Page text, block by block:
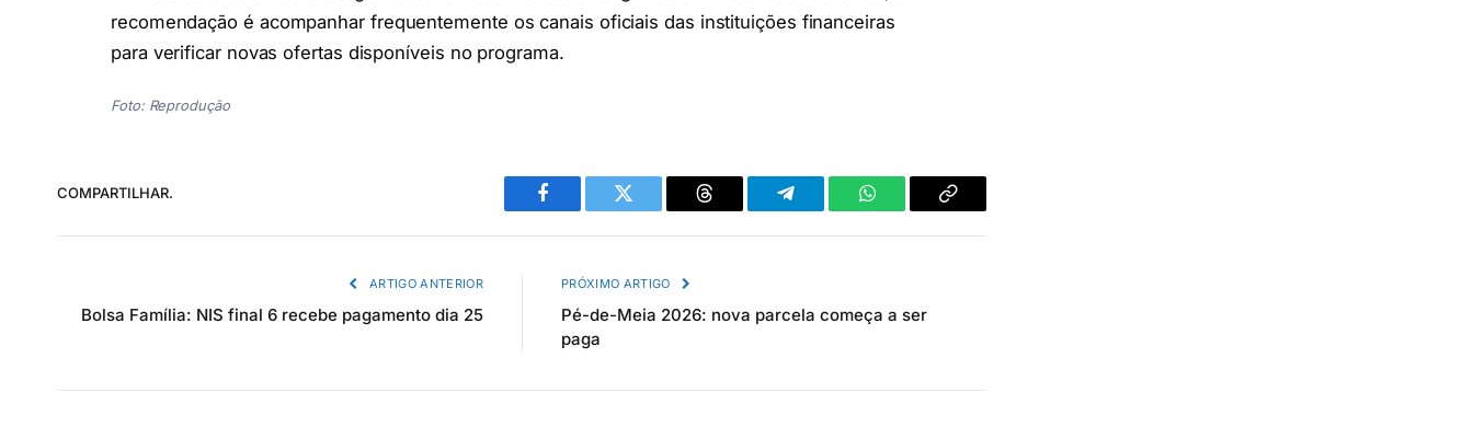
recomendação é acompanhar frequentemente os canais oficiais das instituições financeiras
para verificar novas ofertas disponíveis no programa.
Foto: Reprodução
COMPARTILHAR.
Facebook Twitter Threads Telegram WhatsAppCopiar
ARTIGO ANTERIOR
Bolsa Família: NIS final 6 recebe pagamento dia 25
PRÓXIMO ARTIGO
Pé-de-Meia 2026: nova parcela começa a ser
paga